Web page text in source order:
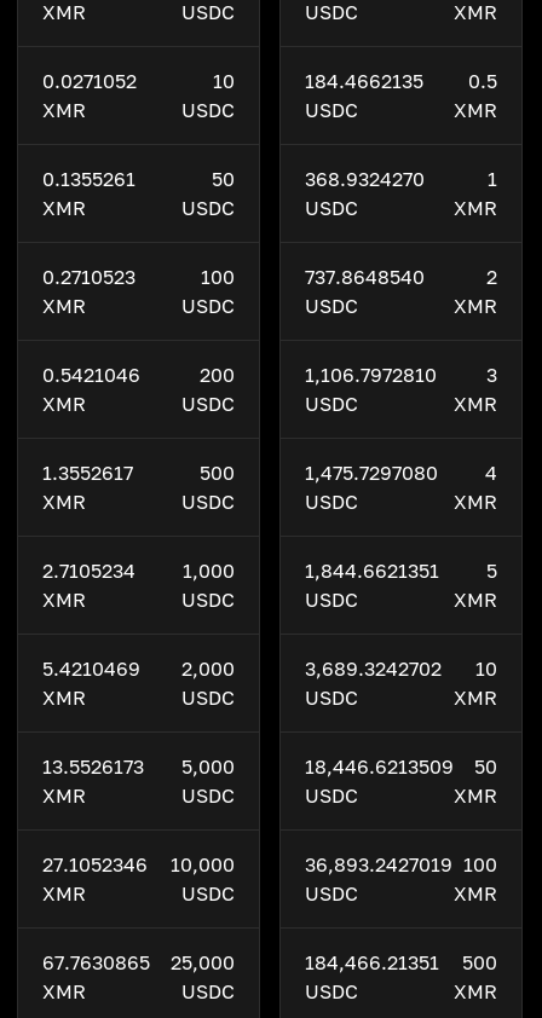
XMR
USDC
0.5
XMR
184.4662135
USDC
1
XMR
368.9324270
USDC
2
XMR
737.8648540
USDC
3
XMR
1,106.7972810
USDC
4
XMR
1,475.7297080
USDC
5
XMR
1,844.6621351
USDC
10
XMR
3,689.3242702
USDC
50
XMR
18,446.6213509
USDC
100
XMR
36,893.2427019
USDC
500
XMR
184,466.21351
USDC
USDC
XMR
10
USDC
0.0271052
XMR
50
USDC
0.1355261
XMR
100
USDC
0.2710523
XMR
200
USDC
0.5421046
XMR
500
USDC
1.3552617
XMR
1,000
USDC
2.7105234
XMR
2,000
USDC
5.4210469
XMR
5,000
USDC
13.5526173
XMR
10,000
USDC
27.1052346
XMR
25,000
USDC
67.7630865
XMR